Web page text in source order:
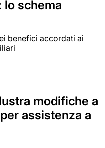
lo schema
benefici accordati ai
modifiche a
assistenza a